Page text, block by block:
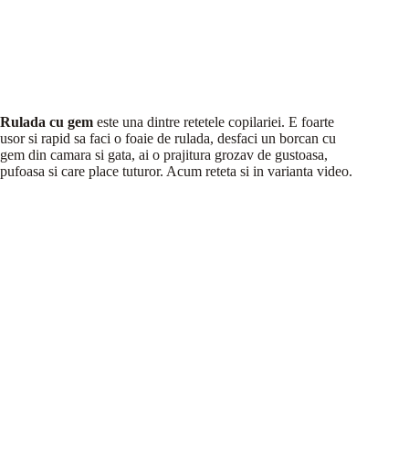
Rulada cu gem este una dintre retetele copilariei. E foarte
usor si rapid sa faci o foaie de rulada, desfaci un borcan cu
gem din camara si gata, ai o prajitura grozav de gustoasa,
pufoasa si care place tuturor. Acum reteta si in varianta video.